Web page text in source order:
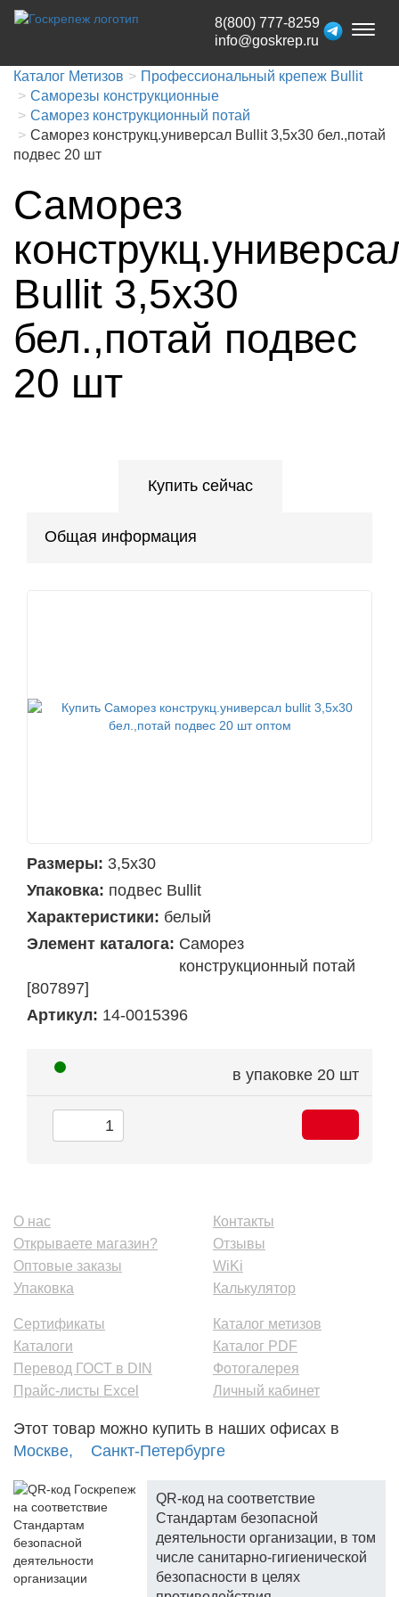
Toggle
8(800) 777-8259
info@goskrep.ru
Каталог Метизов
Профессиональный крепеж Bullit
Саморезы конструкционные
Саморез конструкционный потай
Саморез конструкц.универсал Bullit 3,5х30 бел.,потай
подвес 20 шт
Саморез
Bullit 3,5х30
бел.,потай подвес
20 шт
Купить сейчас
Общая информация
Размеры: 3,5х30
Упаковка: подвес Bullit
Характеристики: белый
Элемент каталога: Саморез
конструкционный потай
[807897]
Артикул: 14-0015396
в упаковке 20 шт
О нас
Открываете магазин?
Оптовые заказы
Упаковка
Контакты
Отзывы
WiKi
Калькулятор
Сертификаты
Каталоги
Перевод ГОСТ в DIN
Прайс-листы Excel
Каталог метизов
Каталог PDF
Фотогалерея
Личный кабинет
Этот товар можно купить в наших офисах в
Москве,
Санкт-Петербурге
QR-код на соответствие
Стандартам безопасной
деятельности организации, в том
числе санитарно-гигиенической
безопасности в целях